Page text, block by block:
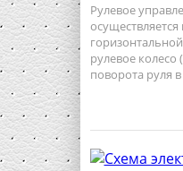
Рулевое
рулевое колесо
поворота руля